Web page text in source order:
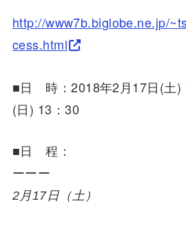
http://www7b.biglobe.ne.jp/
cess.html
■日 時：2018年2月17日(土)
(日) 13：30
■日 程：
ーーー
2月17日（土）